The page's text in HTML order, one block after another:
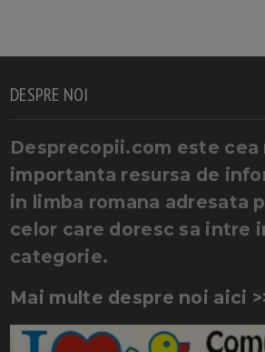
DESPRE NOI
Desprecopii.com este cea
importanta resursa de
in limba romana adresata
celor care doresc sa intre
categorie.
Mai multe despre noi aici